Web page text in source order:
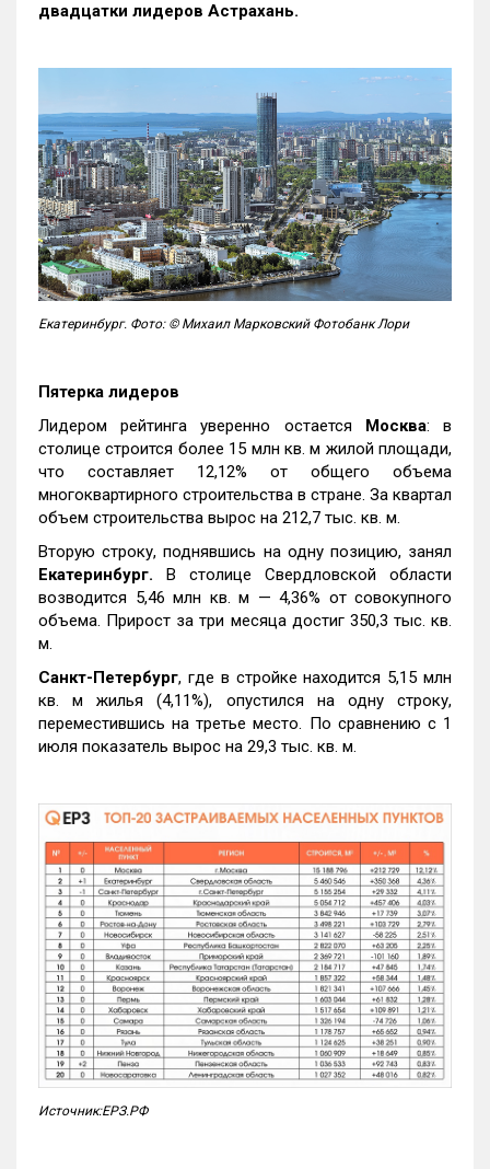
двадцатки лидеров Астрахань.
Екатеринбург. Фото: © Михаил Марковский Фотобанк Лори
Пятерка лидеров
Лидером рейтинга уверенно остается Москва: в
столице строится более 15 млн кв. м жилой площади,
что составляет 12,12% от общего объема
многоквартирного строительства в стране. За квартал
объем строительства вырос на 212,7 тыс. кв. м.
Вторую строку, поднявшись на одну позицию, занял
Екатеринбург. В столице Свердловской области
возводится 5,46 млн кв. м — 4,36% от совокупного
объема. Прирост за три месяца достиг 350,3 тыс. кв.
м.
Санкт-Петербург, где в стройке находится 5,15 млн
кв. м жилья (4,11%), опустился на одну строку,
переместившись на третье место. По сравнению с 1
июля показатель вырос на 29,3 тыс. кв. м.
Источник:ЕРЗ.РФ